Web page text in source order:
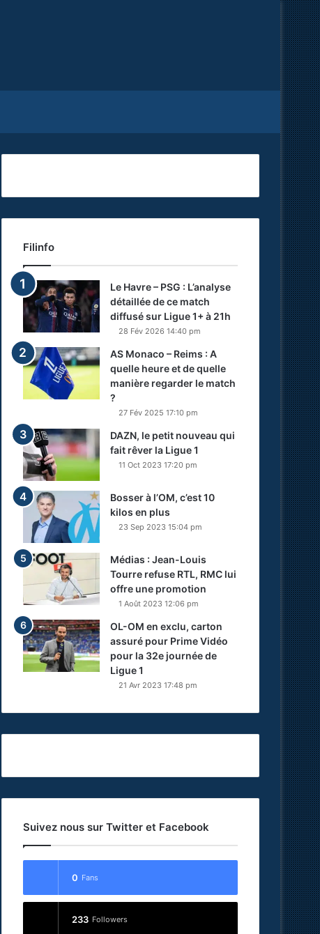
Filinfo
Le Havre – PSG : L’analyse
détaillée de ce match
diffusé sur Ligue 1+ à 21h
28 Fév 2026 14:40 pm
AS Monaco – Reims : A
quelle heure et de quelle
manière regarder le match
?
27 Fév 2025 17:10 pm
DAZN, le petit nouveau qui
fait rêver la Ligue 1
11 Oct 2023 17:20 pm
Bosser à l’OM, c’est 10
kilos en plus
23 Sep 2023 15:04 pm
Médias : Jean-Louis
Tourre refuse RTL, RMC lui
offre une promotion
1 Août 2023 12:06 pm
OL-OM en exclu, carton
assuré pour Prime Vidéo
pour la 32e journée de
Ligue 1
21 Avr 2023 17:48 pm
Suivez nous sur Twitter et Facebook
0 Fans
233 Followers